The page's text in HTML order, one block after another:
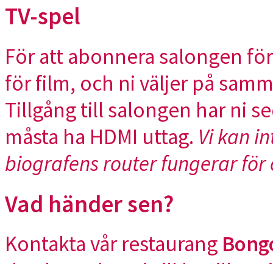
TV-spel
För att abonnera salongen
för film, och ni väljer på
Tillgång till salongen har ni
måsta ha HDMI uttag. Vi kan
biografens router fungerar
Vad händer sen?
Kontakta vår restaurang